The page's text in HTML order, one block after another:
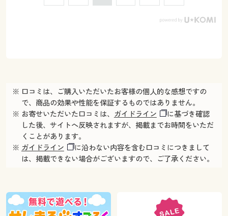
※ 口コミは、ご購入いただいたお客様の個人的な感想ですの
で、商品の効果や性能を保証するものではありません。
※ お寄せいただいた口コミは、 ガイドライン
に基づき確認
した後、サイトへ反映されますが、掲載までお時間をいただ
くことがあります。
※ ガイドライン
に沿わない内容を含む口コミにつきまして
は、掲載できない場合がございますので、ご了承ください。